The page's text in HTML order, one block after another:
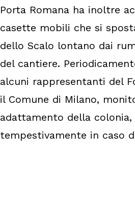
Porta Romana ha inoltre
casette mobili che si
dello Scalo lontano dai
del cantiere.
alcuni rappresentanti del
il Comune di Milano,
adattamento della colonia,
tempestivamente in caso